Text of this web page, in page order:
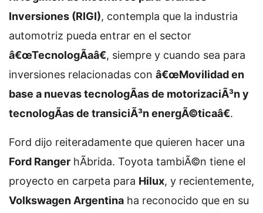
Inversiones (RIGI), contempla que la industria
automotriz pueda entrar en el sector
â€œTecnologÃ­aâ€, siempre y cuando sea para
inversiones relacionadas con â€œMovilidad en
base a nuevas tecnologÃ­as de motorizaciÃ³n y
tecnologÃ­as de transiciÃ³n energÃ©ticaâ€.
Ford dijo reiteradamente que quieren hacer una
Ford Ranger hÃ­brida. Toyota tambiÃ©n tiene el
proyecto en carpeta para Hilux, y recientemente,
Volkswagen Argentina ha reconocido que en su